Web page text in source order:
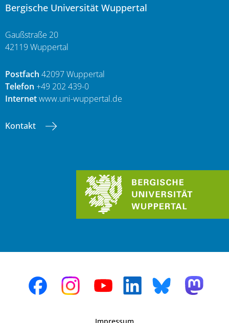
Bergische Universität Wuppertal
Gaußstraße 20
42119 Wuppertal
Postfach 42097 Wuppertal
Telefon +49 202 439-0
Internetwww.uni-wuppertal.de
Kontakt
Impressum